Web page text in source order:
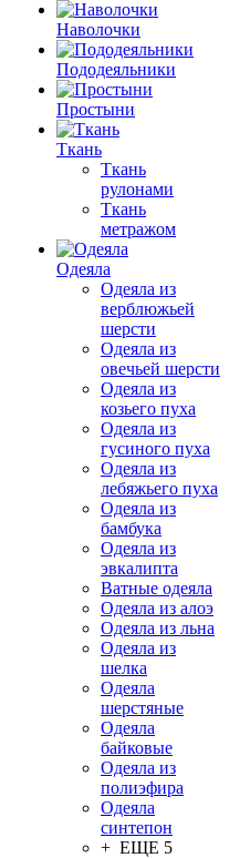
Наволочки
Пододеяльники
Простыни
Ткань
Ткань
рулонами
Ткань
метражом
Одеяла
Одеяла из
верблюжьей
шерсти
Одеяла из
овечьей шерсти
Одеяла из
козьего пуха
Одеяла из
гусиного пуха
Одеяла из
лебяжьего пуха
Одеяла из
бамбука
Одеяла из
эвкалипта
Ватные одеяла
Одеяла из алоэ
Одеяла из льна
Одеяла из
шелка
Одеяла
шерстяные
Одеяла
байковые
Одеяла из
полиэфира
Одеяла
синтепон
+ ЕЩЕ 5